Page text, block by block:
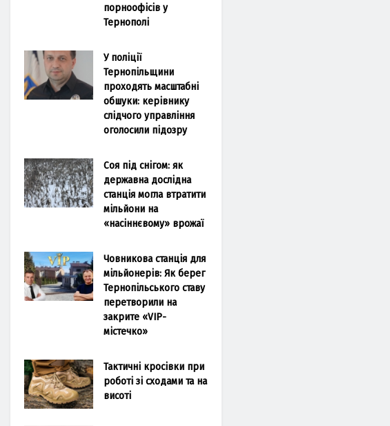
порноофісів у
Тернополі
У поліції
Тернопільщини
проходять масштабні
обшуки: керівнику
слідчого управління
оголосили підозру
Соя під снігом: як
державна дослідна
станція могла втратити
мільйони на
«насіннєвому» врожаї
Човникова станція для
мільйонерів: Як берег
Тернопільського ставу
перетворили на
закрите «VIP-
містечко»
Тактичні кросівки при
роботі зі сходами та на
висоті